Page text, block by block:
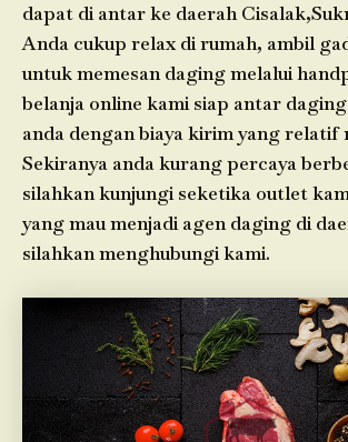
dapat di antar ke daerah
Anda cukup relax di rumah, ambil
untuk memesan daging melalui
belanja online kami siap antar
anda dengan biaya kirim yang relatif
Sekiranya anda kurang percaya
silahkan kunjungi seketika outlet
yang mau menjadi agen daging di
silahkan menghubungi kami.